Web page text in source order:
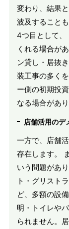
変わり、結果
波及することも
4つ目として、
くれる場合が
ン貸し・居抜
装工事の多く
ー側の初期投
なる場合があり
店舗活用のデ
一方で、店舗
存在します。
いう問題があ
ト・グリスト
ど、多額の設
明・トイレや
られません。